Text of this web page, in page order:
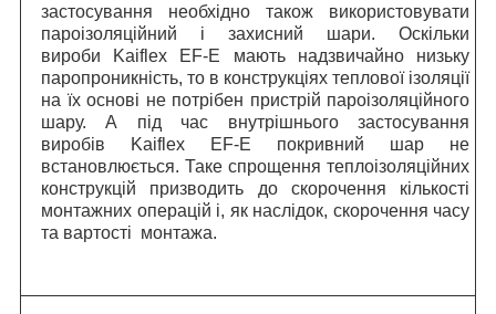
застосування необхідно також використовувати
пароізоляційний і захисний шари. Оскільки
вироби Kaiflex EF-E мають надзвичайно низьку
паропроникність, то в конструкціях теплової ізоляції
на їх основі не потрібен пристрій пароізоляційного
шару. А під час внутрішнього застосування
виробів Kaiflex EF-E покривний шар не
встановлюється. Таке спрощення теплоізоляційних
конструкцій призводить до скорочення кількості
монтажних операцій і, як наслідок, скорочення часу
та вартості монтажа.